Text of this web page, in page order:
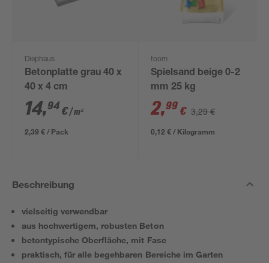
Diephaus
Betonplatte grau 40 x
40 x 4 cm
14,94 €/ m²
2,39 € / Pack
toom
Spielsand beige 0-2
mm 25 kg
2,99 € 3,29 €
0,12 € / Kilogramm
Beschreibung
vielseitig verwendbar
aus hochwertigem, robusten Beton
betontypische Oberfläche, mit Fase
praktisch, für alle begehbaren Bereiche im Garten